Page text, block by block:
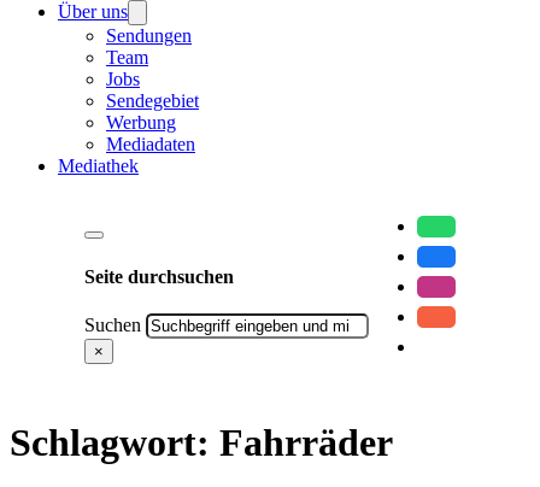
Über uns
Sendungen
Team
Jobs
Sendegebiet
Werbung
Mediadaten
Mediathek
Seite durchsuchen
Suchen
×
Schlagwort: Fahrräder